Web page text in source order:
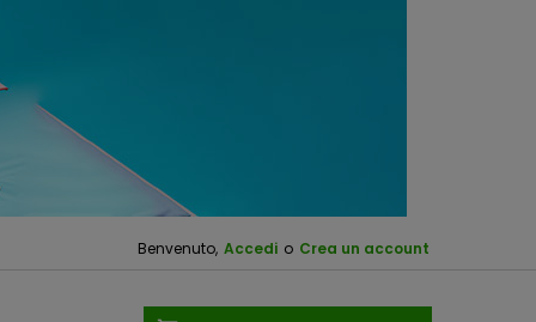
Benvenuto, Accedi o Crea un account